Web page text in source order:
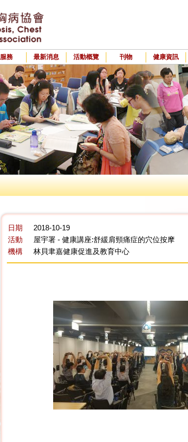
服務 最新消息 活動概覽 刊物 健康資訊
日期
2018-10-19
活動
屋宇署 - 健康講座:舒緩肩頸痛症的穴位按摩
機構
林貝聿嘉健康促進及教育中心